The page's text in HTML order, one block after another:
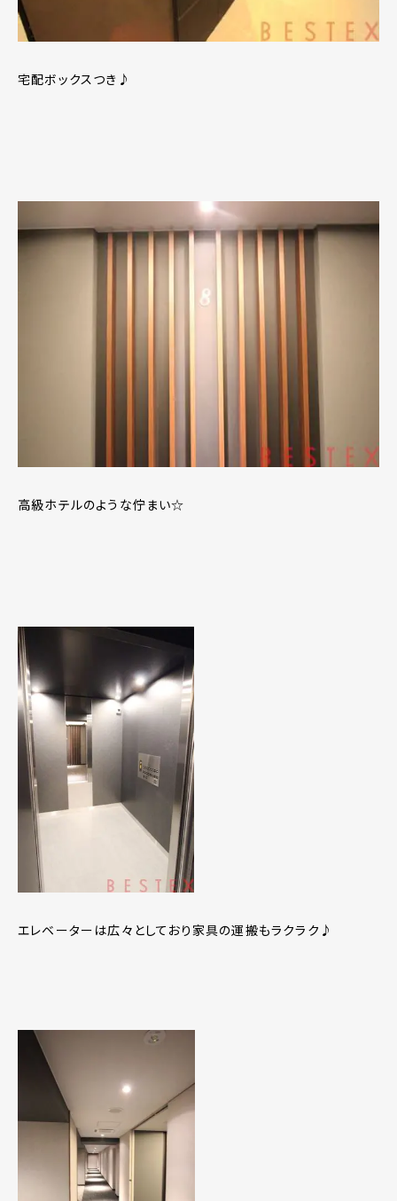
宅配ボックスつき♪
高級ホテルのような佇まい☆
エレベーターは広々としており家具の運搬もラクラク♪